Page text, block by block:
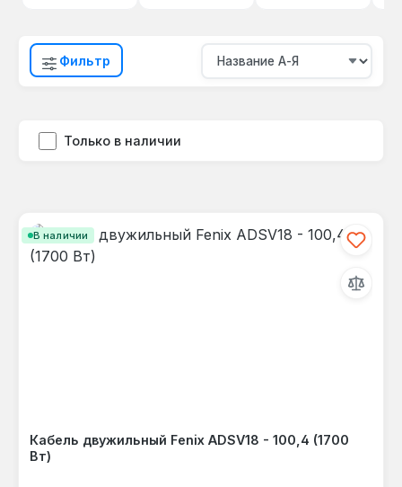
Фильтр
Только в наличии
В наличии
Кабель двужильный Fenix ADSV18 - 100,4 (1700
Вт)